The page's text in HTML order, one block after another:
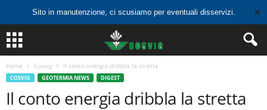
Sito in manutenzione, ci scusiamo per eventuali disservizi. ✕
Home Cosvig Il conto energia dribbla la stretta
COSVIG GEOTERMIA NEWS DIGEST
Il conto energia dribbla la stretta